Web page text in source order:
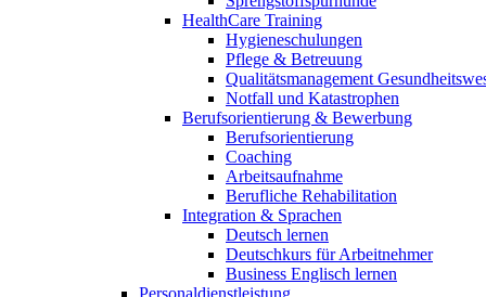
HealthCare Training
Hygieneschulungen
Pflege & Betreuung
Qualitätsmanagement
Notfall und Katastrophen
Berufsorientierung & Bewerbung
Berufsorientierung
Coaching
Arbeitsaufnahme
Berufliche Rehabilitation
Integration & Sprachen
Deutsch lernen
Deutschkurs für Arbeitnehmer
Business Englisch lernen
Personaldienstleistung